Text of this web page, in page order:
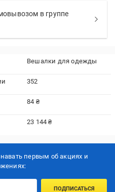
в группе
Вешалки для одежды
352
84 ₴
23 144 ₴
первым об акцияx и
ПОДПИСАТЬСЯ